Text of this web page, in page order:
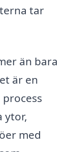
tar
än bara
är en
ytor,
med